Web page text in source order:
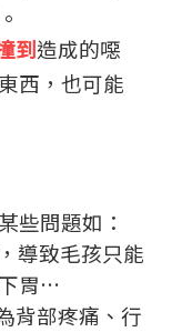
到造成的噁
西，也可能
些問題如：
導致毛孩只能
胃…
背部疼痛、行